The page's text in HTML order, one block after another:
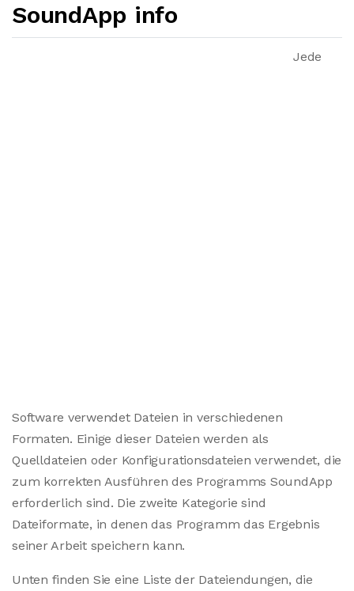
SoundApp info
Jede
Software verwendet Dateien in verschiedenen
Formaten. Einige dieser Dateien werden als
Quelldateien oder Konfigurationsdateien verwendet, die
zum korrekten Ausführen des Programms SoundApp
erforderlich sind. Die zweite Kategorie sind
Dateiformate, in denen das Programm das Ergebnis
seiner Arbeit speichern kann.
Unten finden Sie eine Liste der Dateiendungen, die